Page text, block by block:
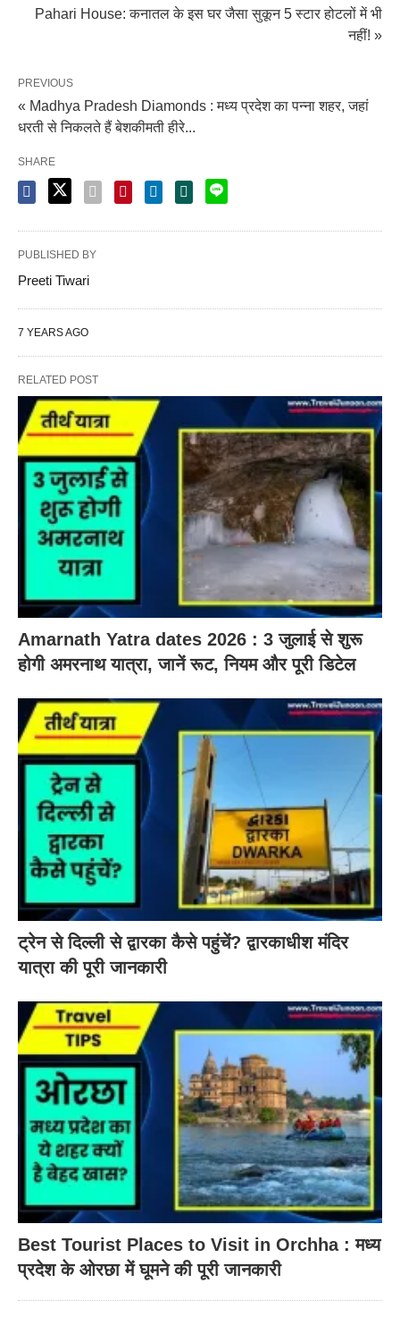
Pahari House: कनातल के इस घर जैसा सुकून 5 स्टार होटलों में भी
नहीं! »
PREVIOUS
« Madhya Pradesh Diamonds : मध्य प्रदेश का पन्ना शहर, जहां
धरती से निकलते हैं बेशकीमती हीरे...
SHARE
PUBLISHED BY
Preeti Tiwari
7 YEARS AGO
RELATED POST
Amarnath Yatra dates 2026 : 3 जुलाई से शुरू
होगी अमरनाथ यात्रा, जानें रूट, नियम और पूरी डिटेल
ट्रेन से दिल्ली से द्वारका कैसे पहुंचें? द्वारकाधीश मंदिर
यात्रा की पूरी जानकारी
Best Tourist Places to Visit in Orchha : मध्य
प्रदेश के ओरछा में घूमने की पूरी जानकारी